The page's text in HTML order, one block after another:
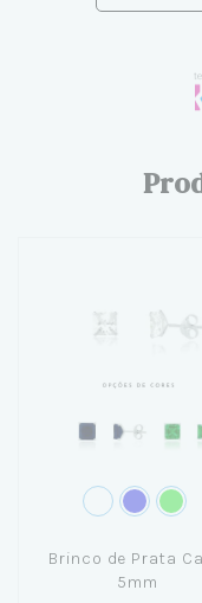
Brinco de Prata
5mm